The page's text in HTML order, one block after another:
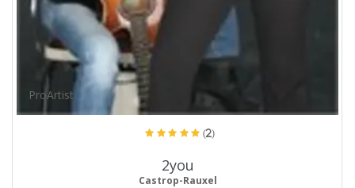
ProArtist
(2)
2you
Castrop-Rauxel